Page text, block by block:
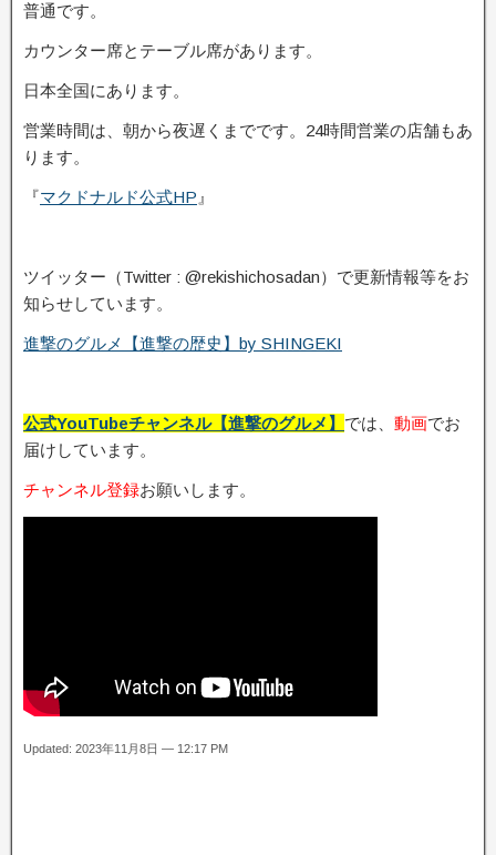
普通です。
カウンター席とテーブル席があります。
日本全国にあります。
営業時間は、朝から夜遅くまでです。24時間営業の店舗もあ
ります。
『マクドナルド公式HP 』
ツイッター（Twitter : @rekishichosadan）で更新情報等をお
知らせしています。
進撃のグルメ【進撃の歴史】by SHINGEKI
公式YouTubeチャンネル【進撃のグルメ】 では、 動画でお
届けしています。
チャンネル登録お願いします。
Updated: 2023年11月8日 — 12:17 PM